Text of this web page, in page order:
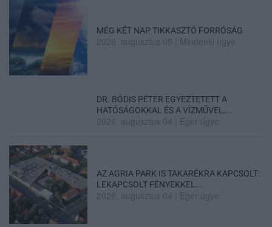
MÉG KÉT NAP TIKKASZTÓ FORRÓSÁG
2026. augusztus 05 Mindenki ügye
DR. BÓDIS PÉTER EGYEZTETETT A
HATÓSÁGOKKAL ÉS A VÍZMŰVEL,...
2026. augusztus 04 Eger ügye
AZ AGRIA PARK IS TAKARÉKRA KAPCSOLT:
LEKAPCSOLT FÉNYEKKEL...
2026. augusztus 04 Eger ügye